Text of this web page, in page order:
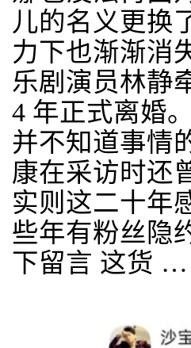
儿的名义更换
力下也渐渐消
乐剧演员林静
4 年正式离婚
并不知道事情
康在采访时还
实则这二十年
些年有粉丝隐
下留言 这货 …